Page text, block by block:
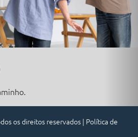
os direitos reservados | Política de